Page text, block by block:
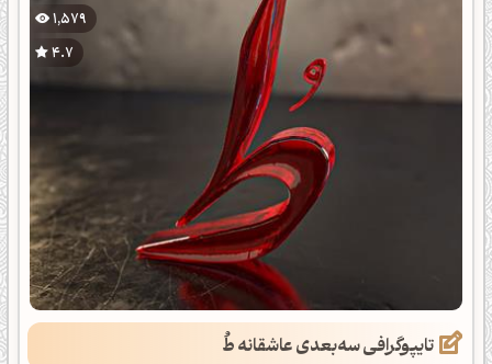
1,579
4.7
تایپوگرافی سه‌بعدی عاشقانه طُ